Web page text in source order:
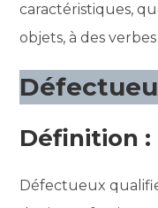
caractéristiques,
objets, à des
Définition :
Défectueux